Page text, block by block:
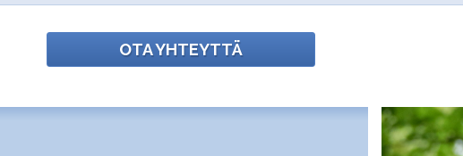
OTA YHTEYTTÄ